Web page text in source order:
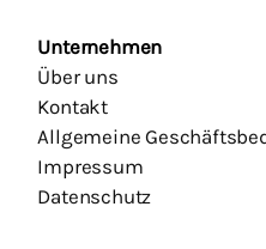
Unternehmen
Über uns
Kontakt
Allgemeine
Impressum
Datenschutz